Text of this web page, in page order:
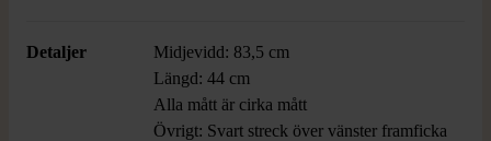
Detaljer
Midjevidd: 83,5 cm
Längd: 44 cm
Alla mått är cirka mått
Övrigt: Svart streck över vänster framficka